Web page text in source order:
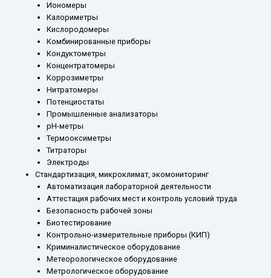
Иономеры
Калориметры
Кислородомеры
Комбинированные приборы
Кондуктометры
Концентратомеры
Коррозиметры
Нитратомеры
Потенциостаты
Промышленные анализаторы
рН-метры
Термооксиметры
Титраторы
Электроды
Стандартизация, микроклимат, экомониторинг
Автоматизация лабораторной деятельности
Аттестация рабочих мест и контроль условий труда
Безопасность рабочей зоны
Биотестирование
Контрольно-измерительные приборы (КИП)
Криминалистическое оборудование
Метеорологическое оборудование
Метрологическое оборудование